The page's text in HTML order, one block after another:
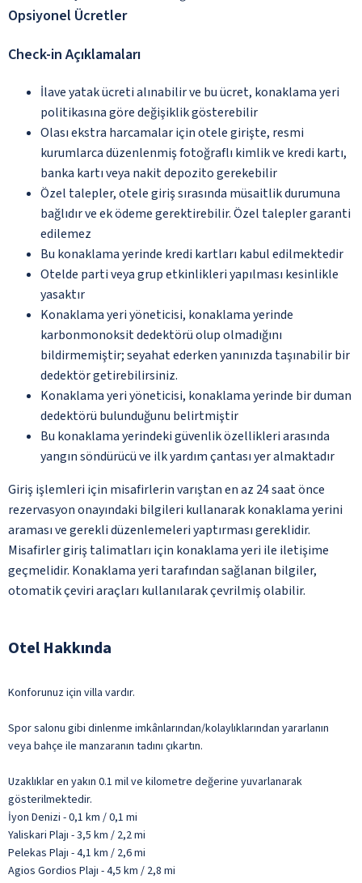
Opsiyonel Ücretler
Check-in Açıklamaları
İlave yatak ücreti alınabilir ve bu ücret, konaklama yeri
politikasına göre değişiklik gösterebilir
Olası ekstra harcamalar için otele girişte, resmi
kurumlarca düzenlenmiş fotoğraflı kimlik ve kredi kartı,
banka kartı veya nakit depozito gerekebilir
Özel talepler, otele giriş sırasında müsaitlik durumuna
bağlıdır ve ek ödeme gerektirebilir. Özel talepler garanti
edilemez
Bu konaklama yerinde kredi kartları kabul edilmektedir
Otelde parti veya grup etkinlikleri yapılması kesinlikle
yasaktır
Konaklama yeri yöneticisi, konaklama yerinde
karbonmonoksit dedektörü olup olmadığını
bildirmemiştir; seyahat ederken yanınızda taşınabilir bir
dedektör getirebilirsiniz.
Konaklama yeri yöneticisi, konaklama yerinde bir duman
dedektörü bulunduğunu belirtmiştir
Bu konaklama yerindeki güvenlik özellikleri arasında
yangın söndürücü ve ilk yardım çantası yer almaktadır
Giriş işlemleri için misafirlerin varıştan en az 24 saat önce
rezervasyon onayındaki bilgileri kullanarak konaklama yerini
araması ve gerekli düzenlemeleri yaptırması gereklidir.
Misafirler giriş talimatları için konaklama yeri ile iletişime
geçmelidir. Konaklama yeri tarafından sağlanan bilgiler,
otomatik çeviri araçları kullanılarak çevrilmiş olabilir.
Otel Hakkında
Konforunuz için villa vardır.
Spor salonu gibi dinlenme imkânlarından/kolaylıklarından yararlanın
veya bahçe ile manzaranın tadını çıkartın.
Uzaklıklar en yakın 0.1 mil ve kilometre değerine yuvarlanarak
gösterilmektedir.
İyon Denizi - 0,1 km / 0,1 mi
Yaliskari Plajı - 3,5 km / 2,2 mi
Pelekas Plajı - 4,1 km / 2,6 mi
Agios Gordios Plajı - 4,5 km / 2,8 mi